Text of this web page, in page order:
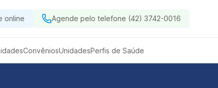
online Agende pelo telefone (42) 3742-0016
ConvêniosUnidadesPerfis de Saúde